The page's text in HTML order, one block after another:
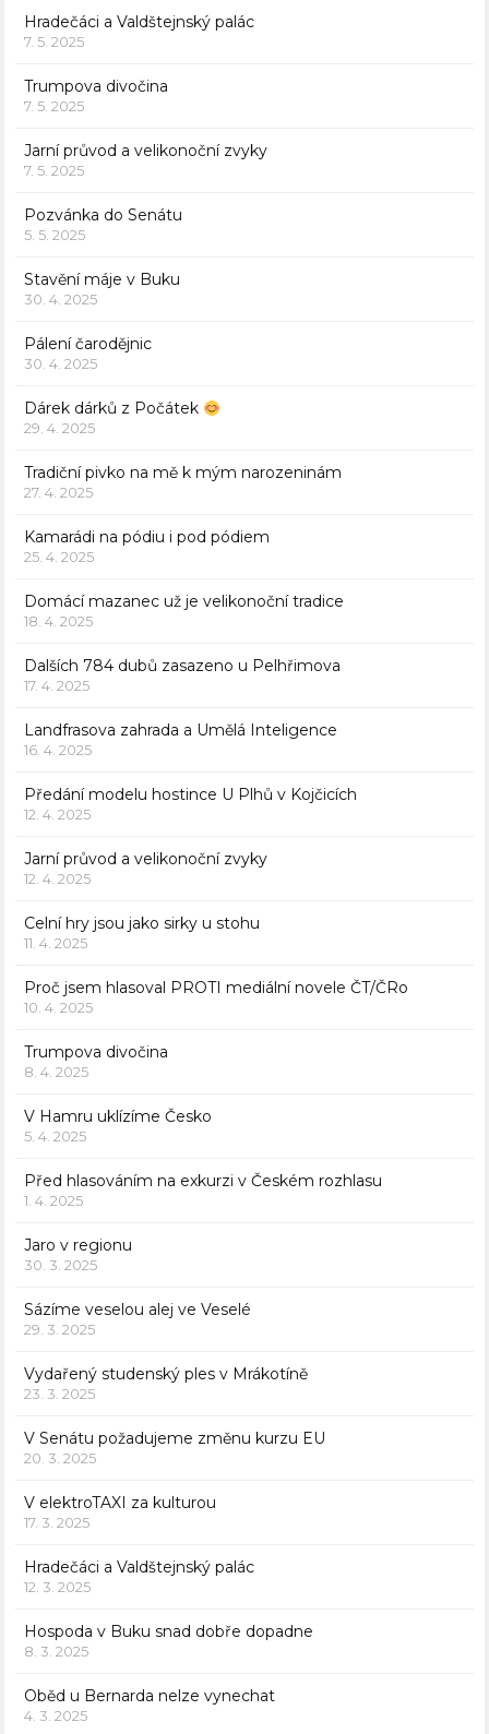
Hradečáci a Valdštejnský palác
7. 5. 2025
Trumpova divočina
7. 5. 2025
Jarní průvod a velikonoční zvyky
7. 5. 2025
Pozvánka do Senátu
5. 5. 2025
Stavění máje v Buku
30. 4. 2025
Pálení čarodějnic
30. 4. 2025
Dárek dárků z Počátek
29. 4. 2025
Tradiční pivko na mě k mým narozeninám
27. 4. 2025
Kamarádi na pódiu i pod pódiem
25. 4. 2025
Domácí mazanec už je velikonoční tradice
18. 4. 2025
Dalších 784 dubů zasazeno u Pelhřimova
17. 4. 2025
Landfrasova zahrada a Umělá Inteligence
16. 4. 2025
Předání modelu hostince U Plhů v Kojčicích
12. 4. 2025
Jarní průvod a velikonoční zvyky
12. 4. 2025
Celní hry jsou jako sirky u stohu
11. 4. 2025
Proč jsem hlasoval PROTI mediální novele ČT/ČRo
10. 4. 2025
Trumpova divočina
8. 4. 2025
V Hamru uklízíme Česko
5. 4. 2025
Před hlasováním na exkurzi v Českém rozhlasu
1. 4. 2025
Jaro v regionu
30. 3. 2025
Sázíme veselou alej ve Veselé
29. 3. 2025
Vydařený studenský ples v Mrákotíně
23. 3. 2025
V Senátu požadujeme změnu kurzu EU
20. 3. 2025
V elektroTAXI za kulturou
17. 3. 2025
Hradečáci a Valdštejnský palác
12. 3. 2025
Hospoda v Buku snad dobře dopadne
8. 3. 2025
Oběd u Bernarda nelze vynechat
4. 3. 2025